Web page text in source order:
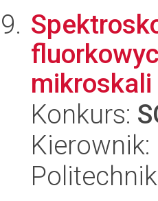
mikroskali
Konkurs: